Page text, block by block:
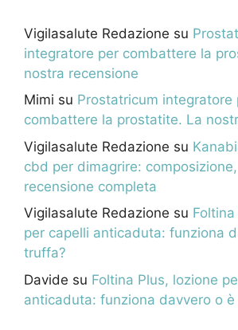
Vigilasalute Redazione su
integratore per combattere la
nostra recensione
Mimi su Prostatricum integratore
combattere la prostatite. La
Vigilasalute Redazione su
cbd per dimagrire:
recensione completa
Vigilasalute Redazione su
per capelli anticaduta: funziona
truffa?
Davide su Foltina Plus, lozione
anticaduta: funziona davvero o